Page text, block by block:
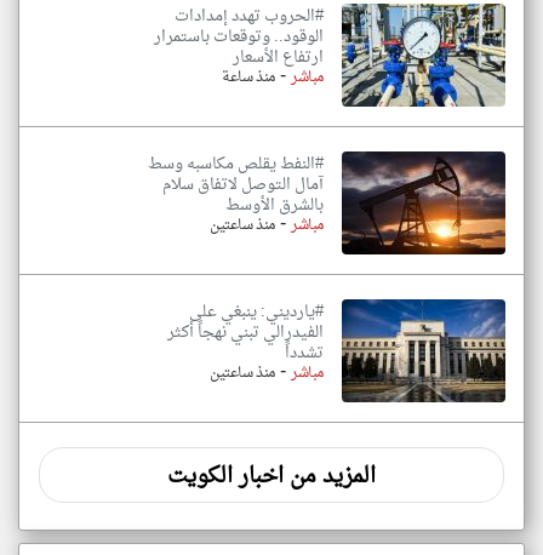
#الحروب تهدد إمدادات
الوقود.. وتوقعات باستمرار
ارتفاع الأسعار
مباشر-منذ ساعة
#النفط يقلص مكاسبه وسط
آمال التوصل لاتفاق سلام
بالشرق الأوسط
مباشر-منذ ساعتين
#يارديني: ينبغي على
الفيدرالي تبني نهجاً أكثر
تشدداً
مباشر-منذ ساعتين
المزيد من اخبار الكويت